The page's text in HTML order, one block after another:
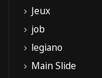
Jeux
job
legiano
Main Slide